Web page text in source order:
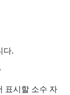
다.
표시할 소수 자